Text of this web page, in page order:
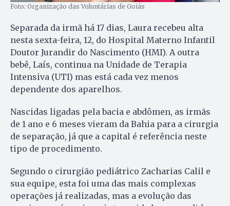
Foto: Organização das Voluntárias de Goiás
Separada da irmã há 17 dias, Laura recebeu alta
nesta sexta-feira, 12, do Hospital Materno Infantil
Doutor Jurandir do Nascimento (HMI). A outra
bebê, Laís, continua na Unidade de Terapia
Intensiva (UTI) mas está cada vez menos
dependente dos aparelhos.
Nascidas ligadas pela bacia e abdômen, as irmãs
de 1 ano e 6 meses vieram da Bahia para a cirurgia
de separação, já que a capital é referência neste
tipo de procedimento.
Segundo o cirurgião pediátrico Zacharias Calil e
sua equipe, esta foi uma das mais complexas
operações já realizadas, mas a evolução das